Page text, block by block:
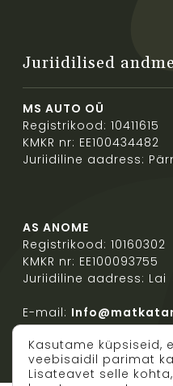
Juriidilised
MS AUTO OÜ
Registrikood: 10411615
KMKR nr: EE100434482
Juriidiline aadress:
AS ANOME
Registrikood: 10160302
KMKR nr: EE100093755
Juriidiline aadress: Lai
E-mail:
Kasutame küpsiseid,
veebisaidil parimat
Lisateavet selle